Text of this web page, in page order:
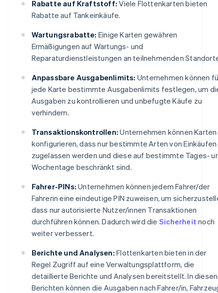
Rabatte auf Kraftstoff: Viele Flottenkarten bieten
Rabatte auf Tankeinkäufe.
Wartungsrabatte: Einige Karten gewähren
Ermäßigungen auf Wartungs- und
Reparaturdienstleistungen an teilnehmenden
Anpassbare Ausgabenlimits: Unternehmen können
jede Karte bestimmte Ausgabenlimits festlegen, um
Ausgaben zu kontrollieren und unbefugte Käufe zu
verhindern.
Transaktionskontrollen: Unternehmen können
konfigurieren, dass nur bestimmte Arten von Einkäufen
zugelassen werden und diese auf bestimmte Tages-
Wochentage beschränkt sind.
Fahrer-PINs: Unternehmen können jedem Fahrer/der
Fahrerin eine eindeutige PIN zuweisen, um
dass nur autorisierte Nutzer/innen Transaktionen
durchführen können. Dadurch wird die Sicherheit noch
weiter verbessert.
Berichte und Analysen: Flottenkarten bieten in der
Regel Zugriff auf eine Verwaltungsplattform, die
detaillierte Berichte und Analysen bereitstellt. In diesen
Berichten können die Ausgaben nach Fahrer/in,